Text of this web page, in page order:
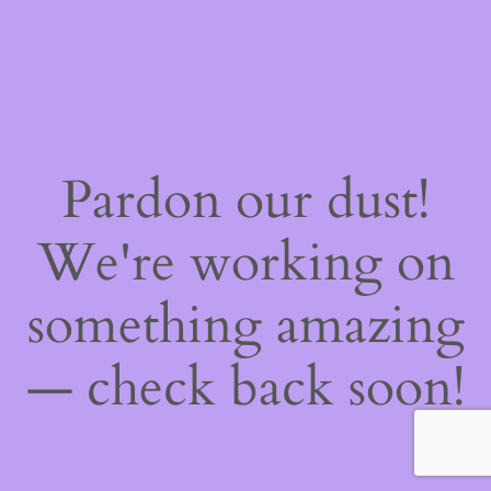
Pardon our dust!
We're working on
something amazing
— check back soon!